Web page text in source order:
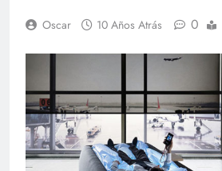
Oscar 10 Años Atrás 0